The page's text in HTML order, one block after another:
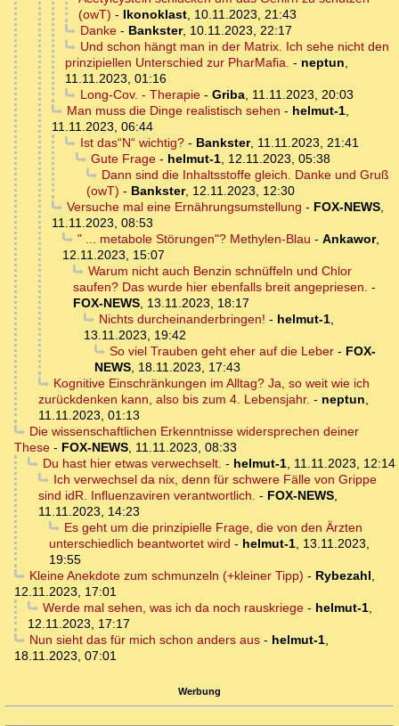
(owT) - Ikonoklast, 10.11.2023, 21:43
Danke- Bankster, 10.11.2023, 22:17
Und schon hängt man in der Matrix. Ich sehe nicht den
prinzipiellen Unterschied zur PharMafia. - neptun,
11.11.2023, 01:16
Long-Cov. - Therapie- Griba, 11.11.2023, 20:03
Man muss die Dinge realistisch sehen - helmut-1,
11.11.2023, 06:44
Ist das“N“ wichtig?- Bankster, 11.11.2023, 21:41
Gute Frage- helmut-1, 12.11.2023, 05:38
Dann sind die Inhaltsstoffe gleich. Danke und Gruß
(owT) - Bankster, 12.11.2023, 12:30
Versuche mal eine Ernährungsumstellung - FOX-NEWS,
11.11.2023, 08:53
" ... metabole Störungen"? Methylen-Blau - Ankawor,
12.11.2023, 15:07
Warum nicht auch Benzin schnüffeln und Chlor
saufen? Das wurde hier ebenfalls breit angepriesen. -
FOX-NEWS, 13.11.2023, 18:17
Nichts durcheinanderbringen! - helmut-1,
13.11.2023, 19:42
So viel Trauben geht eher auf die Leber- FOX-
NEWS, 18.11.2023, 17:43
Kognitive Einschränkungen im Alltag? Ja, so weit wie ich
zurückdenken kann, also bis zum 4. Lebensjahr. - neptun,
11.11.2023, 01:13
Die wissenschaftlichen Erkenntnisse widersprechen deiner
These - FOX-NEWS, 11.11.2023, 08:33
Du hast hier etwas verwechselt. - helmut-1, 11.11.2023, 12:14
Ich verwechsel da nix, denn für schwere Fälle von Grippe
sind idR. Influenzaviren verantwortlich. - FOX-NEWS,
11.11.2023, 14:23
Es geht um die prinzipielle Frage, die von den Ärzten
unterschiedlich beantwortet wird - helmut-1, 13.11.2023,
19:55
Kleine Anekdote zum schmunzeln (+kleiner Tipp) - Rybezahl,
12.11.2023, 17:01
Werde mal sehen, was ich da noch rauskriege- helmut-1,
12.11.2023, 17:17
Nun sieht das für mich schon anders aus- helmut-1,
18.11.2023, 07:01
Werbung